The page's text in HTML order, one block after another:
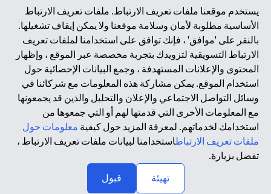
يستخدم موقعنا ملفات تعريف الارتباط. ملفات تعريف الارتباط
الأساسية مطلوبة لأمان وسلامة موقعنا ولا يمكن إيقاف تشغيلها.
بالنقر على 'موافق' ، فإنك توافق على استخدامنا لملفات تعريف
الارتباط التسويقية لتزويدك بتجربة مخصصة عبر الموقع ، وإظهار
المحتوى والإعلانات المستهدفة ، وجمع البيانات الإحصائية حول
استخدام الموقع. يمكن مشاركة هذه المعلومات مع شركائنا في
وسائل التواصل الاجتماعي والإعلان والتحليل والذين قد يجمعونها
مع المعلومات الأخرى التي قدمتها لهم أو التي جمعوها من
استخدامك لخدماتهم. لمعرفة المزيد حول كيفية معلومات حول
ملفات تعريف الارتباطاستخدامنا لبيانات ملفات تعريف الارتباط ،
تفضل بزيارة.
تهيئة
قبول
المقيمين في الاتحاد الأوروبي أو المنطقة الاقتصادية الأوروبية أو
سويسرا أو غيرنسي أو جيرسي أو موناكو أو سان مارينو أو
الفاتيكان أو جزيرة مان أو المملكة المتحدة أو خصوصية البيانات
(لائحة حماية البيانات العامة \ قانون حماية البيانات الشخصية
العامة \ قانون خصوصية نيوزيلندا). المحتوى الموجود في هذه
الصفحة ليس ولا ينبغي تفسيره على أنه عرض أو دعوة أو دعوة
لشراء أو بيع أي من المنتجات والخدمات المذكورة هنا لمثل هؤلاء
الأفراد.
*GDPR – اللائحة العامة لحماية البيانات؛ * LGPD – Lei Geral de
Proteção de Dados Pessoais ; *NZPA – قانون الخصوصية
النيوزيلندي
2025 citibank.ae